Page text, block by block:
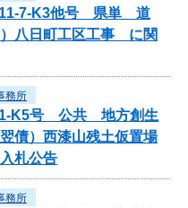
-11-7-K3他号 県単 道
八日町工区工事 に関
務所
K5号 公共 地方創生
債）西漆山残土仮置場
札公告
務所